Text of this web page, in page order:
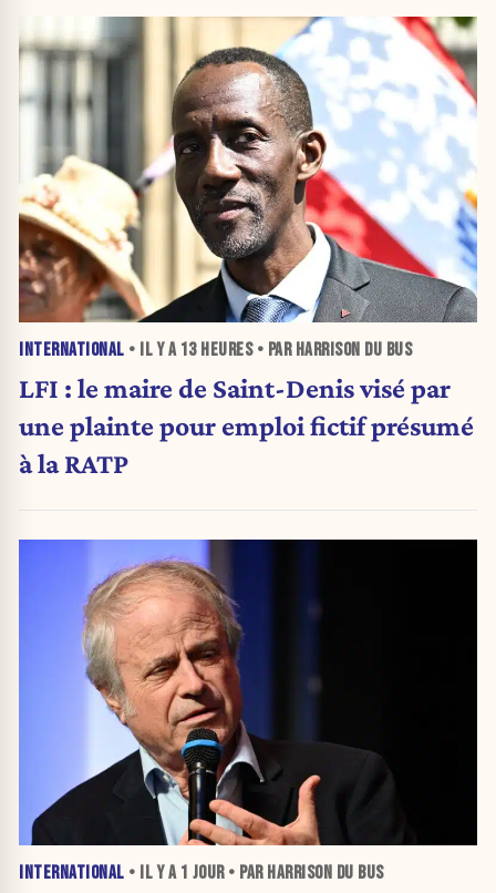
INTERNATIONAL • IL Y A 13 HEURES• PAR HARRISON DU BUS
LFI : le maire de Saint-Denis visé par
une plainte pour emploi fictif présumé
à la RATP
INTERNATIONAL • IL Y A 1 JOUR• PAR HARRISON DU BUS